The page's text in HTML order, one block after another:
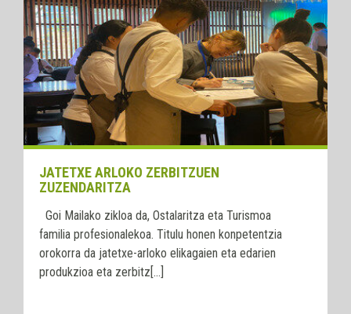
JATETXE ARLOKO ZERBITZUEN
ZUZENDARITZA
Goi Mailako zikloa da, Ostalaritza eta Turismoa
familia profesionalekoa. Titulu honen konpetentzia
orokorra da jatetxe-arloko elikagaien eta edarien
produkzioa eta zerbitz[...]